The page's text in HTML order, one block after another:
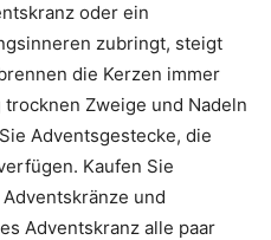
oder ein
zubringt, steigt
die Kerzen immer
Zweige und Nadeln
Adventsgestecke, die
Kaufen Sie
und
Adventskranz alle paar